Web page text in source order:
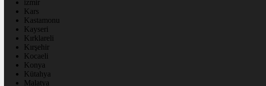
izmir
Kars
Kastamonu
Kayseri
Kırklareli
Kırşehir
Kocaeli
Konya
Kütahya
Malatya